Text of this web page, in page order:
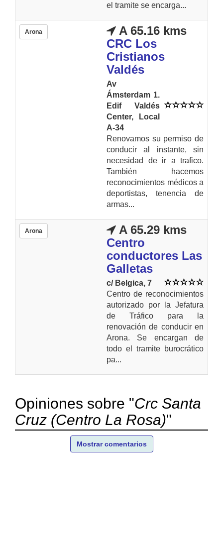
el tramite se encarga...
Arona
A 65.16 kms
CRC Los
Cristianos
Valdés
Av
Ámsterdam 1.
Edif Valdés
Center, Local
A-34
Renovamos su permiso de
conducir al instante, sin
necesidad de ir a trafico.
También hacemos
reconocimientos médicos a
deportistas, tenencia de
armas...
Arona
A 65.29 kms
Centro
conductores Las
Galletas
c/ Belgica, 7
Centro de reconocimientos
autorizado por la Jefatura
de Tráfico para la
renovación de conducir en
Arona. Se encargan de
todo el tramite burocrático
pa...
Opiniones sobre "Crc Santa
Cruz (Centro La Rosa)"
Mostrar comentarios